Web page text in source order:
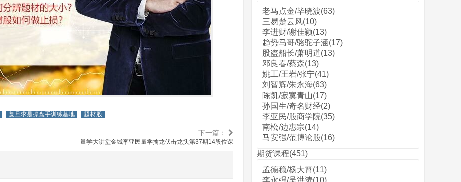
复旦求是操盘手训练基地 题材股
下一篇：
量学大讲堂金城李亚民量学擒龙伏击龙头第37期14段位课
老马点金/毕晓波(63)
三易楚云风(10)
李进财/谢佳颖(13)
趋势马哥/骆驼子涵(17)
股盗船长/萧明道(13)
邓良春/蔡森(13)
姚工/王岩/张宁(41)
刘智辉/朱永海(63)
陈凯/寂寞青山(17)
孙国生/奇名财经(2)
李亚民/股商学院(35)
南松/边惠宗(14)
马安强/范博论股(16)
期货课程(451)
孟德稳/杨大霄(11)
李永强/吴洪涛(10)